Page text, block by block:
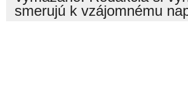
smerujú k vzájomnému